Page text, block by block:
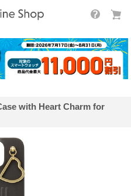
with Heart Charm for